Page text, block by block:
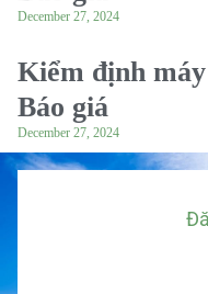
December 27, 2024
Kiểm định
Báo giá
December 27, 2024